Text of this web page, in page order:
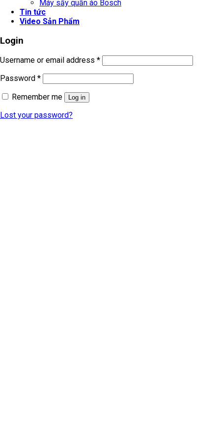
Máy sấy quần áo Bosch
Tin tức
Video Sản Phẩm
Login
Username or email address *
Password *
Remember me
Log in
Lost your password?